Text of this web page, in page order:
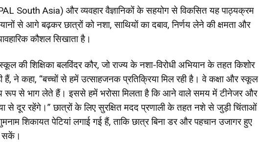
South Asia) और व्यवहार वैज्ञानिकों के सहयोग से विकसित यह पाठ्यक्रम
से आगे बढ़कर छात्रों को नशा, साथियों का दबाव, निर्णय लेने की क्षमता और
कौशल सिखाता है।
की शिक्षिका बलविंदर कौर, जो राज्य के नशा-विरोधी अभियान के तहत किशोर
हैं, ने कहा, “बच्चों से हमें उत्साहजनक प्रतिक्रिया मिल रही है। वे कक्षा और स्कूल
रूप से भाग लेते हैं। इससे हमें भरोसा मिलता है कि आने वाले समय में टीनेजर और
दूर रहेंगे।” छात्रों के लिए सुरक्षित मदद प्रणाली के तहत नशे से जुड़ी चिंताओं
शिकायत पेटियां लगाई गई हैं, ताकि छात्र बिना डर और पहचान उजागर हुए
सकें।